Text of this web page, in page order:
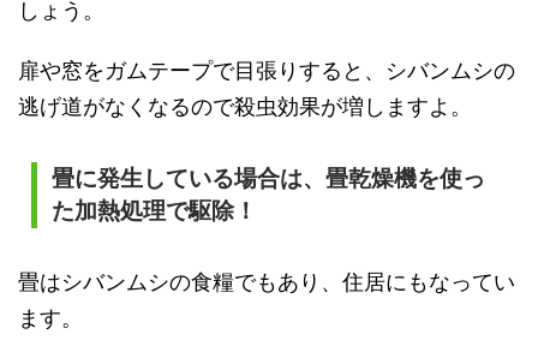
しょう。
扉や窓をガムテープで目張りすると、シバンムシの
逃げ道がなくなるので殺虫効果が増しますよ。
畳に発生している場合は、畳乾燥機を使っ
た加熱処理で駆除！
畳はシバンムシの食糧でもあり、住居にもなってい
ます。